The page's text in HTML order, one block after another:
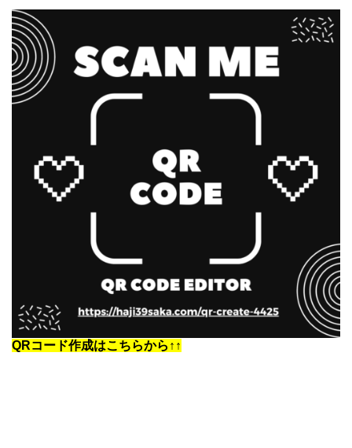
QRコード作成はこちらから↑↑